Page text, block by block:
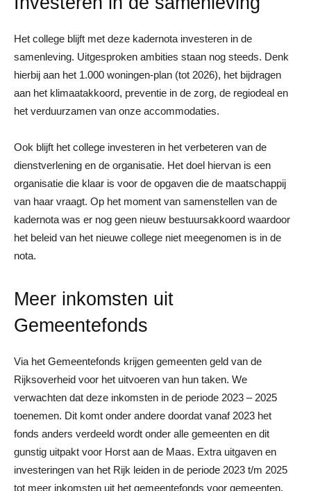
Het college blijft met deze kadernota investeren in de
samenleving. Uitgesproken ambities staan nog steeds. Denk
hierbij aan het 1.000 woningen-plan (tot 2026), het bijdragen
aan het klimaatakkoord, preventie in de zorg, de regiodeal en
het verduurzamen van onze accommodaties.
Ook blijft het college investeren in het verbeteren van de
dienstverlening en de organisatie. Het doel hiervan is een
organisatie die klaar is voor de opgaven die de maatschappij
van haar vraagt. Op het moment van samenstellen van de
kadernota was er nog geen nieuw bestuursakkoord waardoor
het beleid van het nieuwe college niet meegenomen is in de
nota.
Meer inkomsten uit
Gemeentefonds
Via het Gemeentefonds krijgen gemeenten geld van de
Rijksoverheid voor het uitvoeren van hun taken. We
verwachten dat deze inkomsten in de periode 2023 – 2025
toenemen. Dit komt onder andere doordat vanaf 2023 het
fonds anders verdeeld wordt onder alle gemeenten en dit
gunstig uitpakt voor Horst aan de Maas. Extra uitgaven en
investeringen van het Rijk leiden in de periode 2023 t/m 2025
tot meer inkomsten uit het gemeentefonds voor gemeenten.